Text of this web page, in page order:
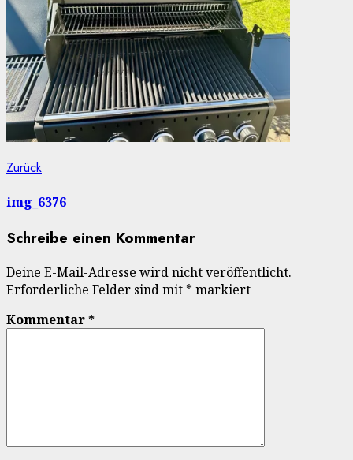
Beitragsnavigation
ZurückVorheriger
img_6376
Schreibe einen Kommentar
Deine E-Mail-Adresse wird nicht veröffentlicht.
Erforderliche Felder sind mit * markiert
Kommentar*